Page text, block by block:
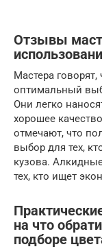
Отзывы
Мастера
оптимальный
Они легко
хорошее
отмечают, что
выбор для тех,
кузова.
тех, кто ищет
на что
подборе